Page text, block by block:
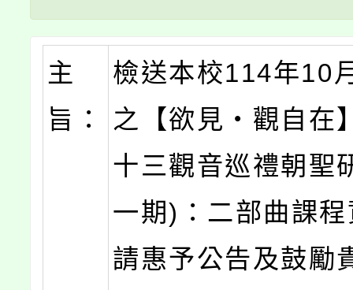
主
旨：
檢送本校114年10
之【欲見‧觀自在
十三觀音巡禮朝聖
一期)：二部曲課
請惠予公告及鼓勵